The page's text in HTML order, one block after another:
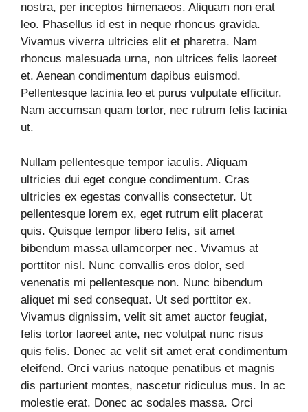
nostra, per inceptos himenaeos. Aliquam non erat
leo. Phasellus id est in neque rhoncus gravida.
Vivamus viverra ultricies elit et pharetra. Nam
rhoncus malesuada urna, non ultrices felis laoreet
et. Aenean condimentum dapibus euismod.
Pellentesque lacinia leo et purus vulputate efficitur.
Nam accumsan quam tortor, nec rutrum felis lacinia
ut.
Nullam pellentesque tempor iaculis. Aliquam
ultricies dui eget congue condimentum. Cras
ultricies ex egestas convallis consectetur. Ut
pellentesque lorem ex, eget rutrum elit placerat
quis. Quisque tempor libero felis, sit amet
bibendum massa ullamcorper nec. Vivamus at
porttitor nisl. Nunc convallis eros dolor, sed
venenatis mi pellentesque non. Nunc bibendum
aliquet mi sed consequat. Ut sed porttitor ex.
Vivamus dignissim, velit sit amet auctor feugiat,
felis tortor laoreet ante, nec volutpat nunc risus
quis felis. Donec ac velit sit amet erat condimentum
eleifend. Orci varius natoque penatibus et magnis
dis parturient montes, nascetur ridiculus mus. In ac
molestie erat. Donec ac sodales massa. Orci